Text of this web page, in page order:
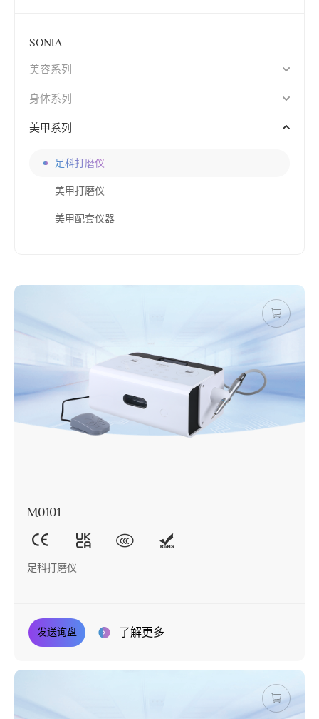
SONIA
美容系列
身体系列
美甲系列
足科打磨仪
美甲打磨仪
美甲配套仪器
M0101
足科打磨仪
发送询盘 了解更多